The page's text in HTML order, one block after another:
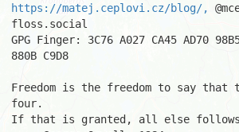
https://matej.ceplovi.cz/blog/,
floss.social
GPG Finger: 3C76 A027 CA45 AD70
880B C9D8
Freedom is the freedom to say that
four.
If that is granted, all else